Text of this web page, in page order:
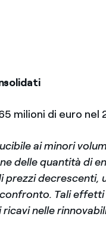
milioni di euro nel
ai minori
delle quantità di
prezzi decrescenti,
Tali
nelle